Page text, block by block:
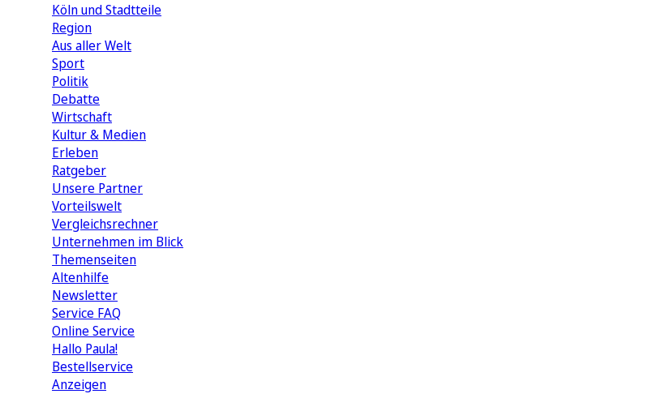
Köln und Stadtteile
Region
Aus aller Welt
Sport
Politik
Debatte
Wirtschaft
Kultur & Medien
Erleben
Ratgeber
Unsere Partner
Vorteilswelt
Vergleichsrechner
Unternehmen im Blick
Themenseiten
Altenhilfe
Newsletter
Service FAQ
Online Service
Hallo Paula!
Bestellservice
Anzeigen